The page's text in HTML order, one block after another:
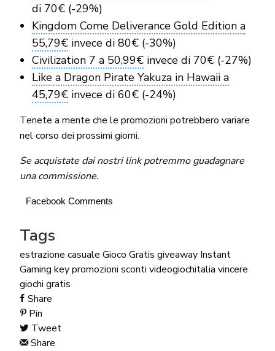
di 70€ (-29%)
Kingdom Come Deliverance Gold Edition a
55,79€invece di 80€ (-30%)
Civilization 7 a 50,99€invece di 70€ (-27%)
Like a Dragon Pirate Yakuza in Hawaii a
45,79€invece di 60€ (-24%)
Tenete a mente che le promozioni potrebbero variare
nel corso dei prossimi giorni.
Se acquistate dai nostri link potremmo guadagnare
una commissione.
Facebook Comments
Tags
estrazione casuale Gioco Gratis giveaway Instant
Gaming keypromozioni sconti videogiochitalia vincere
giochi gratis
Share
Pin
Tweet
Share